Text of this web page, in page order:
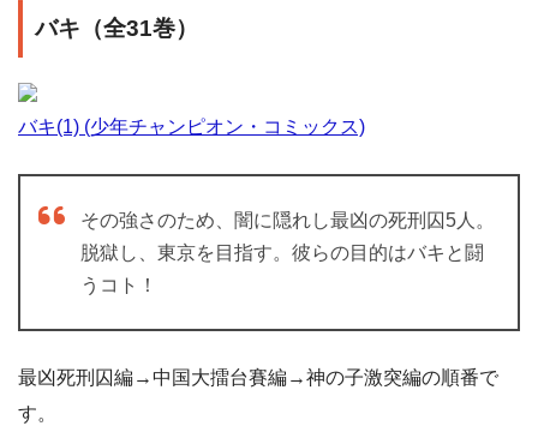
バキ（全31巻）
バキ(1) (少年チャンピオン・コミックス)
その強さのため、闇に隠れし最凶の死刑囚5人。
脱獄し、東京を目指す。彼らの目的はバキと闘
うコト！
最凶死刑囚編→中国大擂台賽編→神の子激突編の順番で
す。